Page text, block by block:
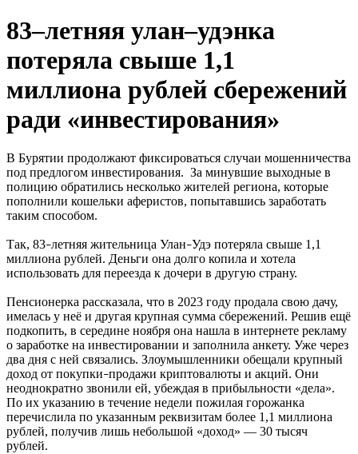
83–летняя улан–удэнка
потеряла свыше 1,1
миллиона рублей сбережений
ради «инвестирования»
В Бурятии продолжают фиксироваться случаи мошенничества
под предлогом инвестирования. За минувшие выходные в
полицию обратились несколько жителей региона, которые
пополнили кошельки аферистов, попытавшись заработать
таким способом.
Так, 83–летняя жительница Улан–Удэ потеряла свыше 1,1
миллиона рублей. Деньги она долго копила и хотела
использовать для переезда к дочери в другую страну.
Пенсионерка рассказала, что в 2023 году продала свою дачу,
имелась у неё и другая крупная сумма сбережений. Решив ещё
подкопить, в середине ноября она нашла в интернете рекламу
о заработке на инвестировании и заполнила анкету. Уже через
два дня с ней связались. Злоумышленники обещали крупный
доход от покупки–продажи криптовалюты и акций. Они
неоднократно звонили ей, убеждая в прибыльности «дела».
По их указанию в течение недели пожилая горожанка
перечислила по указанным реквизитам более 1,1 миллиона
рублей, получив лишь небольшой «доход» — 30 тысяч
рублей.